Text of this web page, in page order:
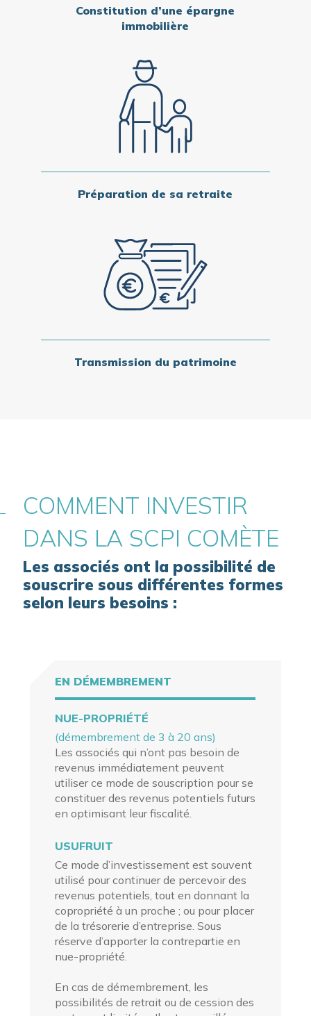
Constitution d’une épargne
immobilière
Préparation de sa retraite
Transmission du patrimoine
COMMENT INVESTIR
DANS LA SCPI COMÈTE
Les associés ont la possibilité de
souscrire sous différentes formes
selon leurs besoins :
EN DÉMEMBREMENT
NUE-PROPRIÉTÉ
(démembrement de 3 à 20 ans)
Les associés qui n’ont pas besoin de
revenus immédiatement peuvent
utiliser ce mode de souscription pour se
constituer des revenus potentiels futurs
en optimisant leur fiscalité.
USUFRUIT
Ce mode d’investissement est souvent
utilisé pour continuer de percevoir des
revenus potentiels, tout en donnant la
copropriété à un proche ; ou pour placer
de la trésorerie d’entreprise. Sous
réserve d’apporter la contrepartie en
nue-propriété
En cas de démembrement, les
possibilités de retrait ou de cession des